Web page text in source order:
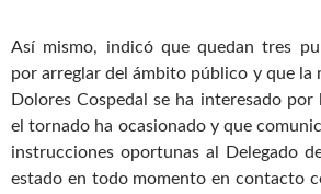
Así mismo, indicó que quedan tres
por arreglar del ámbito público y que la
Dolores Cospedal se ha interesado
el tornado ha ocasionado y que
instrucciones oportunas al Delegado
estado en todo momento en contacto